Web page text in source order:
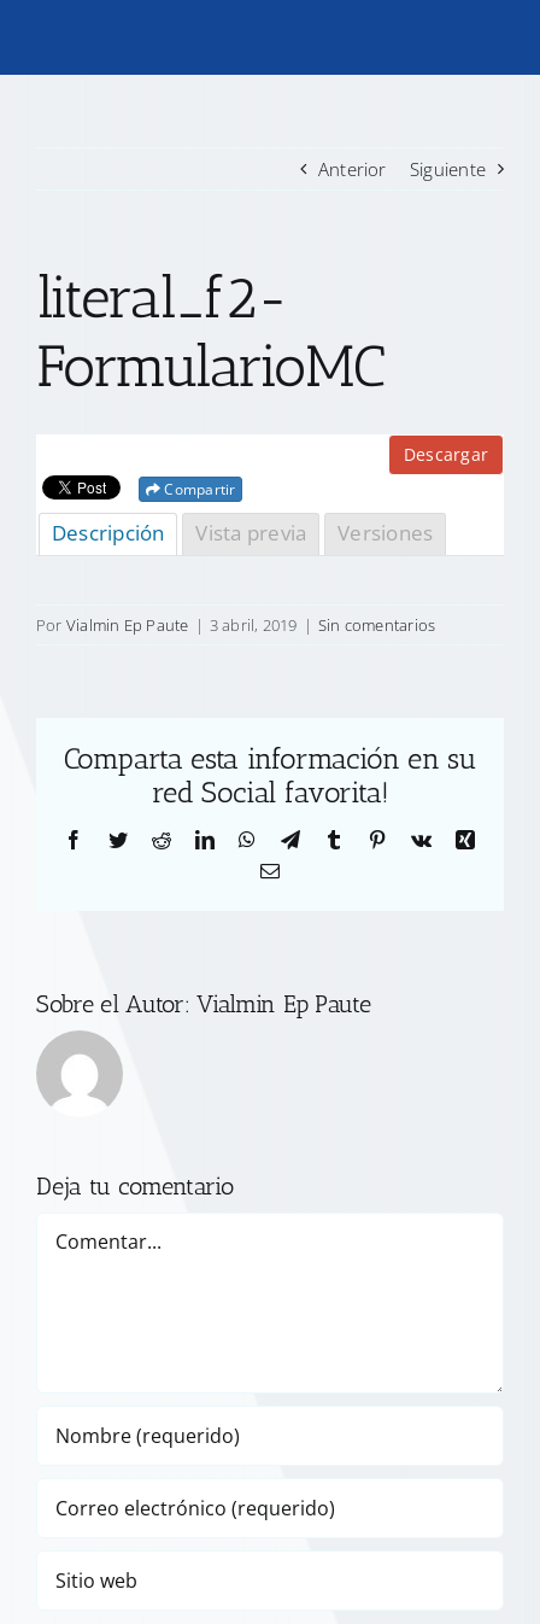
TRANSPARENCIA
CONTACTO
Anterior Siguiente
literal_f2-
FormularioMC
Descargar
Compartir
Descripción Vista previa Versiones
Por Vialmin Ep Paute | 3 abril, 2019 | Sin comentarios
Comparta esta información en su
red Social favorita!
Facebook
TwitterRedditLinkedInWhatsApp
TelegramTumblr Pinterest
Vk
Xing
Correo
Sobre el Autor:Vialmin Ep Paute
Deja tu comentario